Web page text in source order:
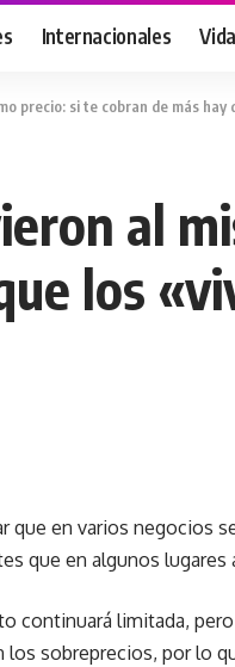
Internacionales
precio: si te cobran de más hay
al
los
que en varios negocios
que en algunos
continuará limitada,
los sobreprecios, por lo